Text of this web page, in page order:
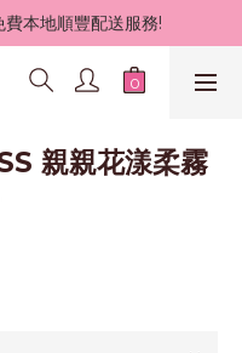
費本地順豐配送服務!
親親花漾柔霧